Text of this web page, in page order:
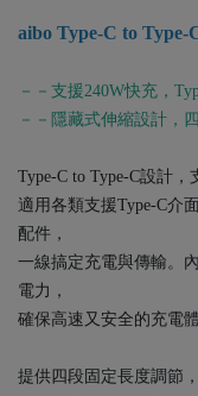
aibo Type-C to
－－支援240W快充，
－－隱藏式伸縮設計，
Type-C to Type-C設計，
適用各類支援Type-C介
配件，
一線搞定充電與傳輸。
電力，
確保高速又安全的充電體
提供四段固定長度調節